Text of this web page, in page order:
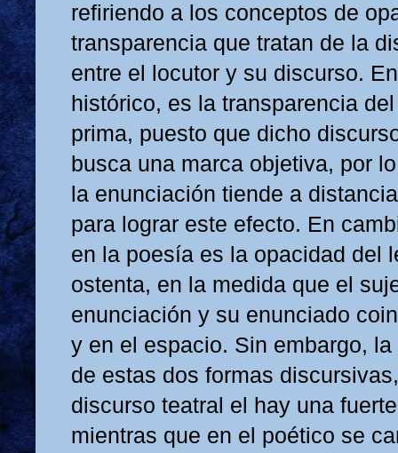
refiriendo a los conceptos de
transparencia que tratan de la
entre el locutor y su discurso.
histórico, es la transparencia
prima, puesto que dicho
busca una marca objetiva, por
la enunciación tiende a
para lograr este efecto. En
en la poesía es la opacidad del
ostenta, en la medida que el
enunciación y su enunciado
y en el espacio. Sin embargo,
de estas dos formas
discurso teatral el hay una
mientras que en el poético se